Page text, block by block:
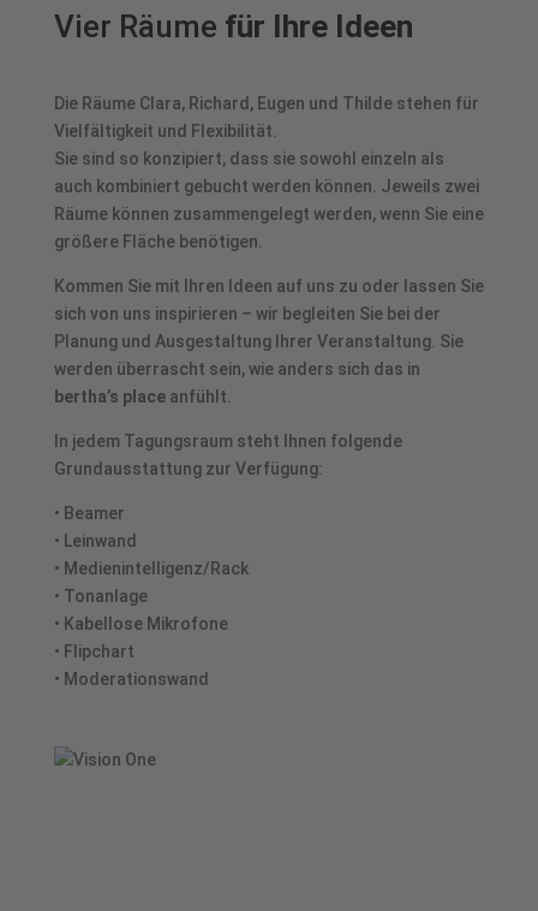
Vier Räume für Ihre Ideen
Die Räume Clara, Richard , Eugen und Thildestehen für
Vielfältigkeit und Flexibilität.
Sie sind so konzipiert, dass sie sowohl einzeln als
auch kombiniert gebucht werden können. Jeweils zwei
Räume können zusammengelegt werden, wenn Sie eine
größere Fläche benötigen.
Kommen Sie mit Ihren Ideen auf uns zu oder lassen Sie
sich von uns inspirieren – wir begleiten Sie bei der
Planung und Ausgestaltung Ihrer Veranstaltung. Sie
werden überrascht sein, wie anders sich das in
bertha’s placeanfühlt.
In jedem Tagungsraum steht Ihnen folgende
Grundausstattung zur Verfügung:
• Beamer
• Leinwand
• Medienintelligenz/Rack
• Tonanlage
• Kabellose Mikrofone
• Flipchart
• Moderationswand